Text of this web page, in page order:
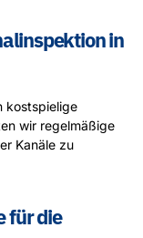
in
kostspielige
wir regelmäßige
Kanäle zu
für die